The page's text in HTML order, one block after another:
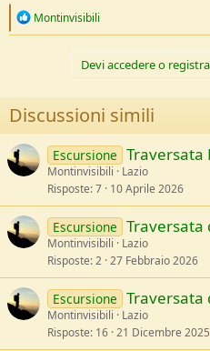
R
n
s
:
Montinvisibili
Devi accedere o
Discussioni simili
Escursione Traversata
Montinvisibili
Lazio
Risposte 7 10 Aprile 2026
Escursione Traversata
Montinvisibili
Lazio
Risposte 2 27 Febbraio 2026
Escursione Traversata
Montinvisibili
Lazio
Risposte 16 21 Dicembre 2025